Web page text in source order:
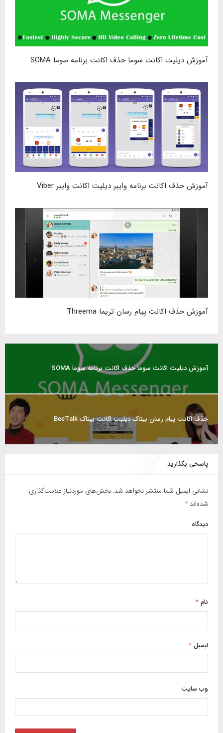
آموزش دیلیت اکانت سوما حذف اکانت برنامه سوما SOMA
آموزش حذف اکانت برنامه وایبر دیلیت اکانت وایبر Viber
آموزش حذف اکانت پیام رسان تریما Threema
آموزش دیلیت اکانت سوما حذف اکانت برنامه سوما SOMA
حذف اکانت پیام رسان بیتاک دیلیت اکانت بیتاک BeeTalk
پاسخی بگذارید
نشانی ایمیل شما منتشر نخواهد شد. بخش‌های موردنیاز علامت‌گذاری
شده‌اند *
دیدگاه
نام*
ایمیل*
وب‌ سایت